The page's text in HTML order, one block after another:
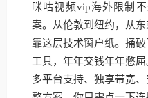
咪咕视频vip海外限制
案。从伦敦到纽约，从
靠这层技术窗户纸。捅
工具，年年交钱年年憋屈
多平台支持、独享带宽